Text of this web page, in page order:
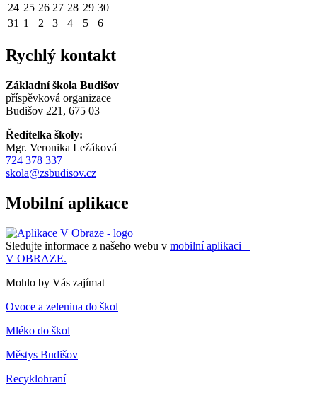
24 25 26 27 28 29 30
31 1 2 3 4 5 6
Rychlý kontakt
Základní škola Budišov
příspěvková organizace
Budišov 221, 675 03
Ředitelka školy:
Mgr. Veronika Ležáková
724 378 337
skola@zsbudisov.cz
Mobilní aplikace
Sledujte informace z našeho webu v mobilní aplikaci –
V OBRAZE.
Mohlo by Vás zajímat
Ovoce a zelenina do škol
Mléko do škol
Městys Budišov
Recyklohraní